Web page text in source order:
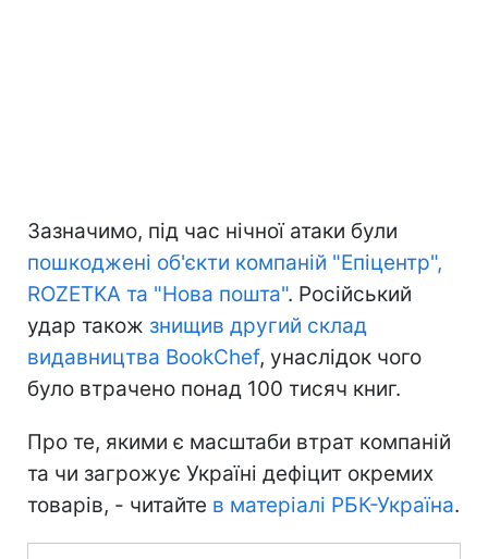
Зазначимо, під час нічної атаки були
пошкоджені об'єкти компаній "Епіцентр",
ROZETKA та "Нова пошта". Російський
удар також знищив другий склад
видавництва BookChef, унаслідок чого
було втрачено понад 100 тисяч книг.
Про те, якими є масштаби втрат компаній
та чи загрожує Україні дефіцит окремих
товарів, - читайте в матеріалі РБК-Україна.